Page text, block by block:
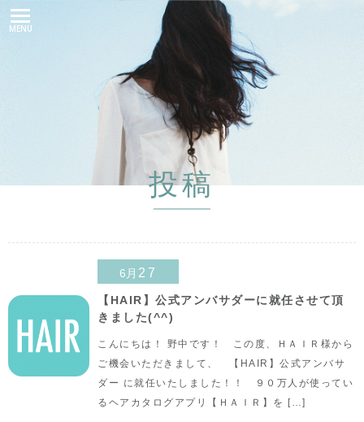
MENU
投稿
6月 27
【HAIR】公式アンバサダーに就任させて頂
きました(^^)
こんにちは！ 野中です！ この度、ＨＡＩＲ様から
ご機会いただきまして、 【HAIR】公式アンバサ
ダー に就任いたしました！！ ９０万人が使ってい
るヘアカタログアプリ【ＨＡＩＲ】を […]